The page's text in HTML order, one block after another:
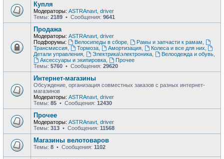
Купля
Модераторы: ASTRAnavt driver
Темы: 2189 • Сообщения: 9641
Продажа
Модераторы: ASTRAnavt driver
Подфорумы:
Велосипеды в сборе, Рамы и запчасти к рамам
Трансмиссия
Тормоза, Амортизация, Колеса и все для них
Детали управления
Электрика\электроника, Велоодежда и обувь,
Аксессуары и экипировка,
Прочее
Темы: 5760 • Сообщения: 29620
Интернет-магазины
Обсуждение, организация совместных заказов с разных интернет-
магазинов
Модераторы: ASTRAnavt driver
Темы: 85 • Сообщения: 12430
Прочее
Модераторы: ASTRAnavt driver
Темы: 313 • Сообщения: 11568
Магазины велотоваров
Темы: 8 • Сообщения: 1102